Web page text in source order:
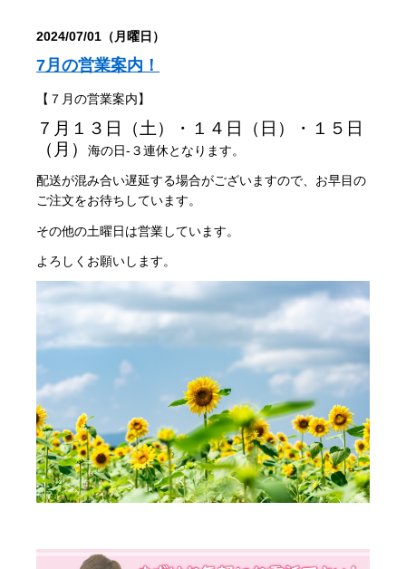
2024/07/01（月曜日）
7月の営業案内！
【７月の営業案内】
７月１３日（土）・１４日（日）・１５日
（月）
海の日-３連休となります。
配送が混み合い遅延する場合がございますので、お早目の
ご注文をお待ちしています。
その他の土曜日は営業しています。
よろしくお願いします。